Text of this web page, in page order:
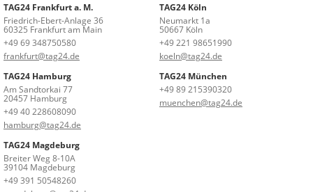
TAG24 Frankfurt a. M.
Friedrich-Ebert-Anlage 36
60325 Frankfurt am Main
+49 69 348750580
frankfurt@tag24.de
TAG24 Köln
Neumarkt 1a
50667 Köln
+49 221 98651990
koeln@tag24.de
TAG24 Hamburg
Am Sandtorkai 77
20457 Hamburg
+49 40 228608090
hamburg@tag24.de
TAG24 München
+49 89 215390320
muenchen@tag24.de
TAG24 Magdeburg
Breiter Weg 8-10A
39104 Magdeburg
+49 391 50548260